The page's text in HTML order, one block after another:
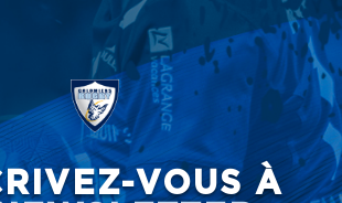
VOUS À